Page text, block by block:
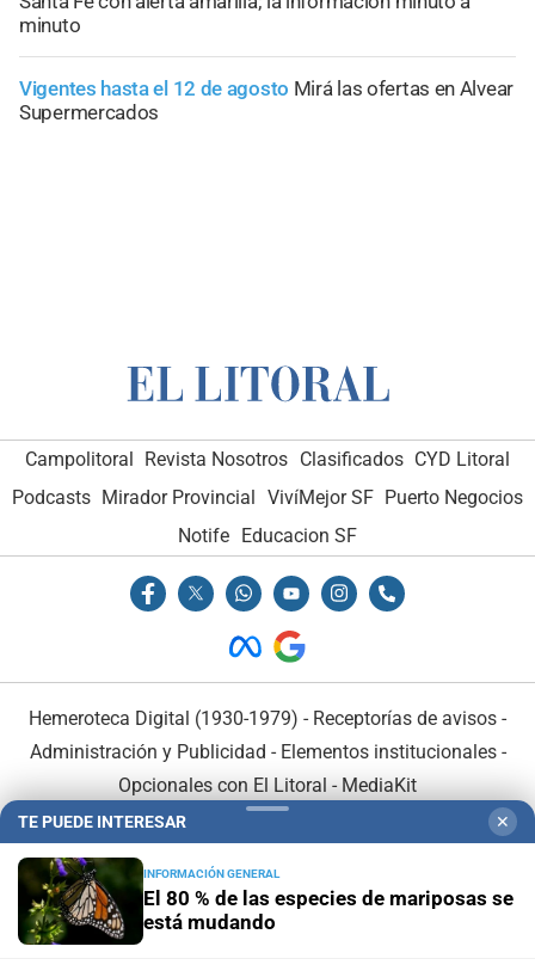
minuto
Vigentes hasta el 12 de agosto Mirá las ofertas en Alvear
Supermercados
Campolitoral Revista Nosotros Clasificados CYD Litoral
Podcasts Mirador Provincial VivíMejor SF Puerto Negocios
Notife Educacion SF
Hemeroteca Digital (1930-1979) - Receptorías de avisos -
Administración y Publicidad - Elementos institucionales-
Opcionales con El Litoral - MediaKit
TE PUEDE INTERESAR ✕
INFORMACIÓN GENERAL
El 80 % de las especies de mariposas se
está mudando